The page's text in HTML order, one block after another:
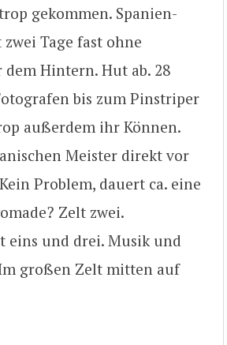
gekommen. Spanien-
Tage fast ohne
Hintern. Hut ab. 28
bis zum Pinstriper
außerdem ihr Können.
Meister direkt vor
Problem, dauert ca. eine
Zelt zwei.
eins und drei. Musik und
großen Zelt mitten auf